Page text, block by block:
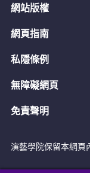
網站版權
網頁指南
私隱條例
無障礙網頁
免責聲明
演藝學院保留本網頁